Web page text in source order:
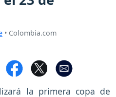
• Colombia.com